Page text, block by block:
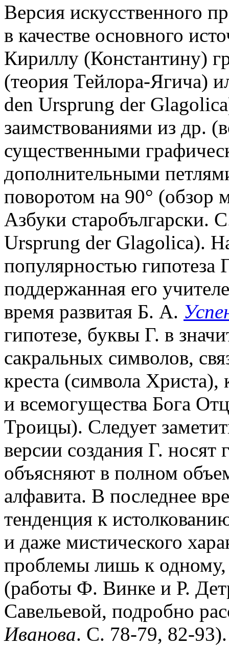
Версия искусственного
в качестве основного
Кириллу (Константину)
(теория Тейлора-Ягича)
den Ursprung der
заимствованиями из др.
существенными
дополнительными
поворотом на 90°
Азбуки старобългарски.
Ursprung der Glagolica).
популярностью гипотеза
поддержанная его
время развитая Б. А.
гипотезе, буквы Г. в
сакральных символов,
креста (символа Христа),
и всемогущества Бога
Троицы). Следует
версии создания Г. носят
объясняют в полном
алфавита. В последнее
тенденция к
и даже мистического
проблемы лишь к одному,
(работы Ф. Винке и Р.
Савельевой, подробно
Иванова. С. 78-79, 82-